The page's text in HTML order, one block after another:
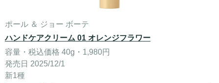
ポール ＆ ジョー ボーテ
ハンドケアクリーム 01 オレンジフラワー
容量・税込価格 40g・1,980円
発売日 2025/12/1
新1種